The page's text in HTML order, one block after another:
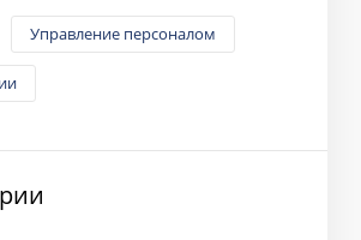
Управление персоналом